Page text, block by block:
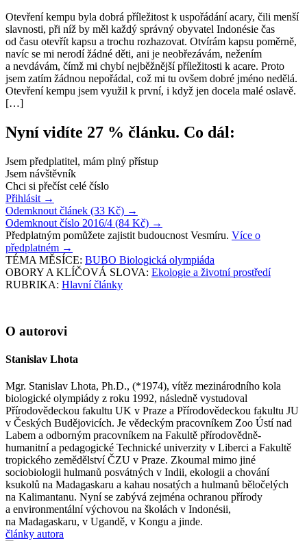
Otevření kempu byla dobrá příležitost k uspořádání acary, čili menší
slavnosti, při níž by měl každý správný obyvatel Indonésie čas
od času otevřít kapsu a trochu rozhazovat. Otvírám kapsu poměrně,
navíc se mi nerodí žádné děti, ani je neobřezávám, nežením
a nevdávám, čímž mi chybí nejběžnější příležitosti k acare. Proto
jsem zatím žádnou nepořádal, což mi tu ovšem dobré jméno nedělá.
Otevření kempu jsem využil k první, i když jen docela malé oslavě.
[…]
Nyní vidíte 27 % článku. Co dál:
Jsem předplatitel, mám plný přístup
Jsem návštěvník
Chci si přečíst celé číslo
Přihlásit →
Odemknout článek (33 Kč) →
Odemknout číslo 2016/4 (84 Kč) →
Předplatným pomůžete zajistit budoucnost Vesmíru. Více o
předplatném →
TÉMA MĚSÍCE: BUBO Biologická olympiáda
OBORY A KLÍČOVÁ SLOVA: Ekologie a životní prostředí
RUBRIKA: Hlavní články
O autorovi
Stanislav Lhota
Mgr. Stanislav Lhota, Ph.D., (*1974), vítěz mezinárodního kola
biologické olympiády z roku 1992, následně vystudoval
Přírodovědeckou fakultu UK v Praze a Přírodovědeckou fakultu JU
v Českých Budějovicích. Je vědeckým pracovníkem Zoo Ústí nad
Labem a odborným pracovníkem na Fakultě přírodovědně-
humanitní a pedagogické Technické univerzity v Liberci a Fakultě
tropického zemědělství ČZU v Praze. Zkoumal mimo jiné
sociobiologii hulmanů posvátných v Indii, ekologii a chování
ksukolů na Madagaskaru a kahau nosatých a hulmanů běločelých
na Kalimantanu. Nyní se zabývá zejména ochranou přírody
a environmentální výchovou na školách v Indonésii,
na Madagaskaru, v Ugandě, v Kongu a jinde.
články autora